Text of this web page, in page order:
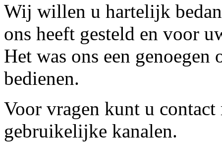
Wij willen u hartelijk
ons heeft gesteld en voor
Het was ons een
bedienen.
Voor vragen kunt u contact
gebruikelijke kanalen.